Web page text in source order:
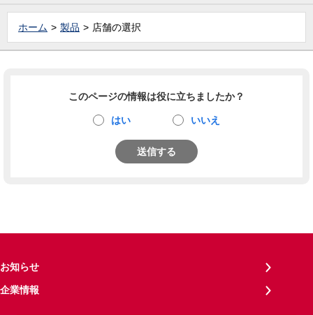
ホーム 製品 店舗の選択
このページの情報は役に立ちましたか？
はい いいえ
送信する
お知らせ
企業情報